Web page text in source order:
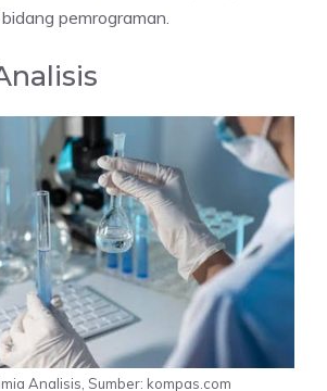
pemrograman.
Analisis, Sumber: kompas.com